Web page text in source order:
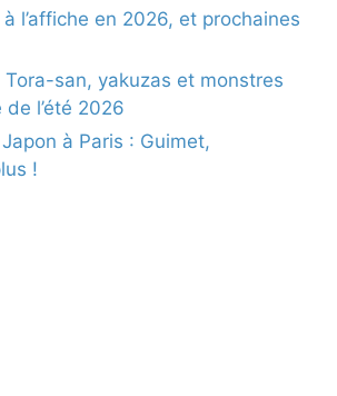
l’affiche en 2026, et prochaines
Tora-san, yakuzas et monstres
l’été 2026
à Paris : Guimet,
!